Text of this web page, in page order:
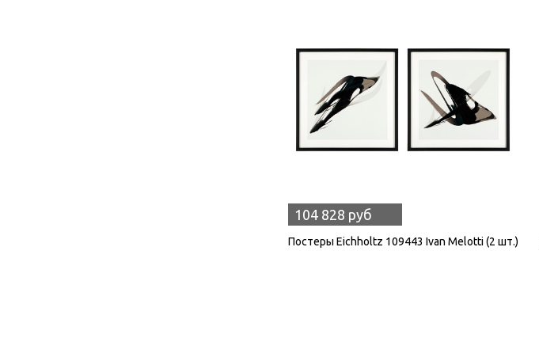
104 828 руб
Постеры Eichholtz 109443 Ivan Melotti (2 шт.)